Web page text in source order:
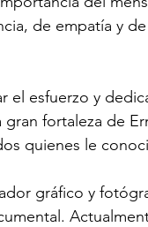
de empatía y
el esfuerzo y
gran fortaleza de
quienes le
gráfico y